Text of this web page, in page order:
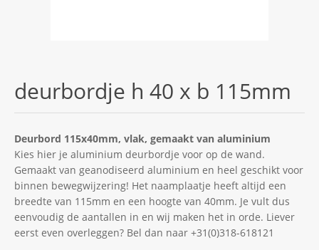
deurbordje h 40 x b 115mm
Deurbord 115x40mm, vlak, gemaakt van aluminium
Kies hier je aluminium deurbordje voor op de wand.
Gemaakt van geanodiseerd aluminium en heel geschikt voor
binnen bewegwijzering! Het naamplaatje heeft altijd een
breedte van 115mm en een hoogte van 40mm. Je vult dus
eenvoudig de aantallen in en wij maken het in orde. Liever
eerst even overleggen? Bel dan naar +31(0)318-618121